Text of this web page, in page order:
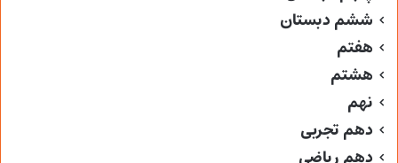
ششم دبستان
هفتم
هشتم
نهم
دهم تجربی
دهم ریاضی